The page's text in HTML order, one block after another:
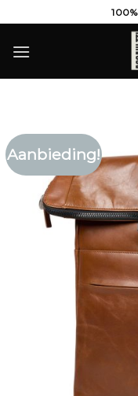
naar
inhoud
Aanbieding!